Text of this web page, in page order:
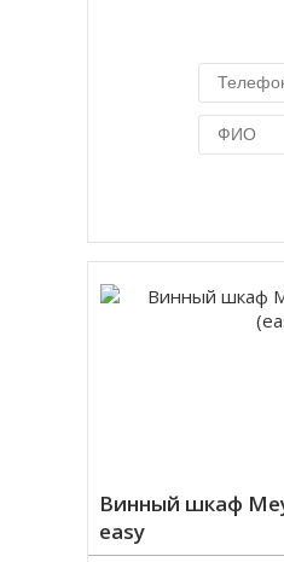
Винный шкаф
easy